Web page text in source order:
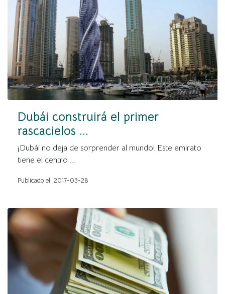
Dubái construirá el primer
rascacielos ...
¡Dubái no deja de sorprender al mundo! Este emirato
tiene el centro ...
Publicado el: 2017-03-28